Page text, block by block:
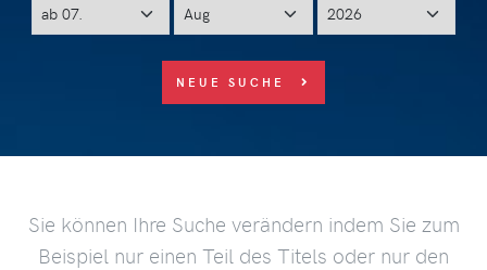
NEUE SUCHE
Sie können Ihre Suche verändern indem Sie zum
Beispiel nur einen Teil des Titels oder nur den